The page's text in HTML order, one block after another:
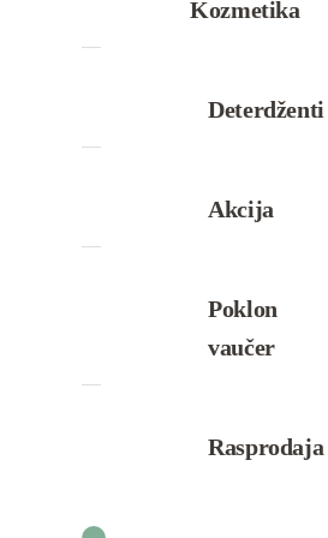
Kozmetika
Deterdženti
Akcija
Poklon
vaučer
Rasprodaja